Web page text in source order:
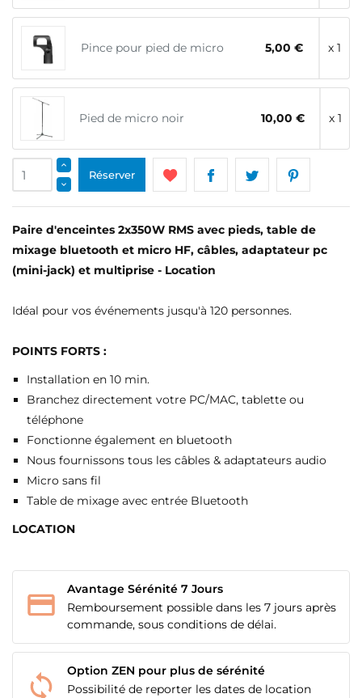
Pince pour pied de micro 5,00 € x 1
Pied de micro noir 10,00 € x 1
Réserver
Paire d'enceintes 2x350W RMS avec pieds, table de
mixage bluetooth et micro HF, câbles, adaptateur pc
(mini-jack) et multiprise - Location
Idéal pour vos événements jusqu'à 120 personnes.
POINTS FORTS :
Installation en 10 min.
Branchez directement votre PC/MAC, tablette ou
téléphone
Fonctionne également en bluetooth
Nous fournissons tous les câbles & adaptateurs audio
Micro sans fil
Table de mixage avec entrée Bluetooth
LOCATION
Avantage Sérénité 7 Jours
Remboursement possible dans les 7 jours après
commande, sous conditions de délai.
Option ZEN pour plus de sérénité
Possibilité de reporter les dates de location